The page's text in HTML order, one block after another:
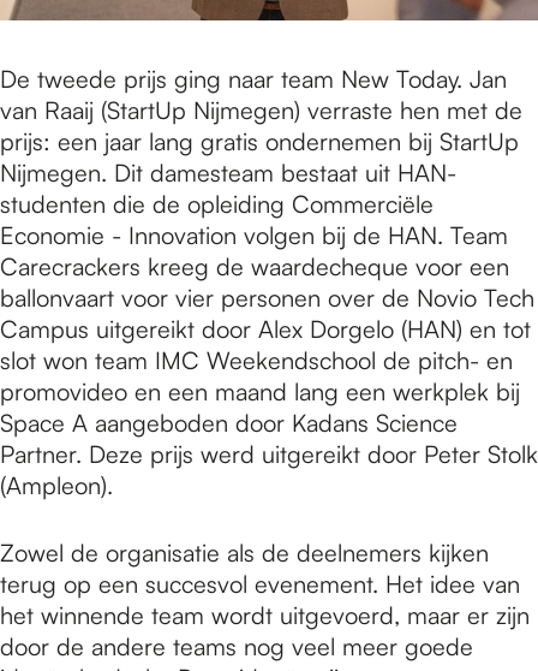
De tweede prijs ging naar team New Today. Jan
van Raaij (StartUp Nijmegen) verraste hen met de
prijs: een jaar lang gratis ondernemen bij StartUp
Nijmegen. Dit damesteam bestaat uit HAN-
studenten die de opleiding Commerciële
Economie - Innovation volgen bij de HAN. Team
Carecrackers kreeg de waardecheque voor een
ballonvaart voor vier personen over de Novio Tech
Campus uitgereikt door Alex Dorgelo (HAN) en tot
slot won team IMC Weekendschool de pitch- en
promovideo en een maand lang een werkplek bij
Space A aangeboden door Kadans Science
Partner. Deze prijs werd uitgereikt door Peter Stolk
(Ampleon).
Zowel de organisatie als de deelnemers kijken
terug op een succesvol evenement. Het idee van
het winnende team wordt uitgevoerd, maar er zijn
door de andere teams nog veel meer goede